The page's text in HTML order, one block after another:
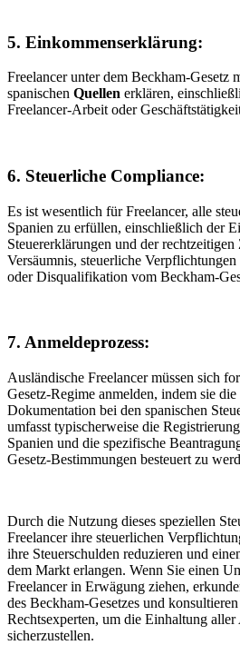
5. Einkommenserklärung:
Freelancer unter dem Beckham-Gesetz
spanischen Quellen erklären,
Freelancer-Arbeit oder
6. Steuerliche Compliance:
Es ist wesentlich für Freelancer, alle
Spanien zu erfüllen, einschließlich der
Steuererklärungen und der
Versäumnis, steuerliche
oder Disqualifikation vom Beckham-
7. Anmeldeprozess:
Ausländische Freelancer müssen sich
Gesetz-Regime anmelden, indem sie
Dokumentation bei den spanischen
umfasst typischerweise die
Spanien und die spezifische
Gesetz-Bestimmungen besteuert zu
Durch die Nutzung dieses speziellen
Freelancer ihre steuerlichen
ihre Steuerschulden reduzieren und
dem Markt erlangen. Wenn Sie einen
Freelancer in Erwägung ziehen,
des Beckham-Gesetzes und
Rechtsexperten, um die Einhaltung
sicherzustellen.